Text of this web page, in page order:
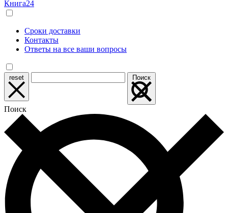
Книга24
Сроки доставки
Контакты
Ответы на все ваши вопросы
reset Поиск
Поиск